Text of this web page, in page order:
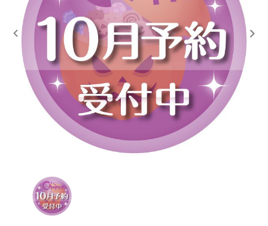
カプセルトイ
販促用空カプセル
レンタル
景品・玩具・文具
販促用カプセルトイ